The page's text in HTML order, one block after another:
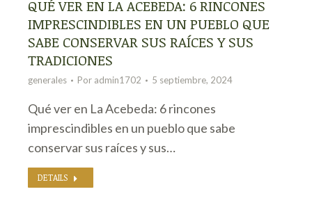
QUÉ VER EN LA ACEBEDA: 6 RINCONES
IMPRESCINDIBLES EN UN PUEBLO QUE
SABE CONSERVAR SUS RAÍCES Y SUS
TRADICIONES
generales Por admin1702 5 septiembre, 2024
Qué ver en La Acebeda: 6 rincones
imprescindibles en un pueblo que sabe
conservar sus raíces y sus…
DETAILS